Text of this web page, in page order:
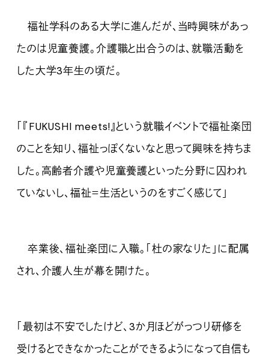
福祉学科のある大学に進んだが、当時興味があっ
たのは児童養護。介護職と出合うのは、就職活動を
した大学3年生の頃だ。
「『FUKUSHI meets!』という就職イベントで福祉楽団
のことを知り、福祉っぽくないなと思って興味を持ちま
した。高齢者介護や児童養護といった分野に囚われ
ていないし、福祉＝生活というのをすごく感じて」
卒業後、福祉楽団に入職。「杜の家なりた」に配属
され、介護人生が幕を開けた。
「最初は不安でしたけど、3か月ほどがっつり研修を
受けるとできなかったことができるようになって自信も